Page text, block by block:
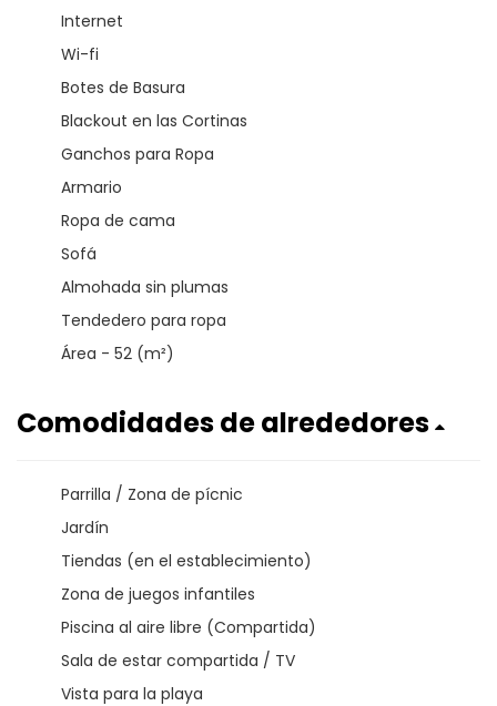
Internet
Wi-fi
Botes de Basura
Blackout en las Cortinas
Ganchos para Ropa
Armario
Ropa de cama
Sofá
Almohada sin plumas
Tendedero para ropa
Área - 52 (m²)
Comodidades de alrededores
Parrilla / Zona de pícnic
Jardín
Tiendas (en el establecimiento)
Zona de juegos infantiles
Piscina al aire libre (Compartida)
Sala de estar compartida / TV
Vista para la playa